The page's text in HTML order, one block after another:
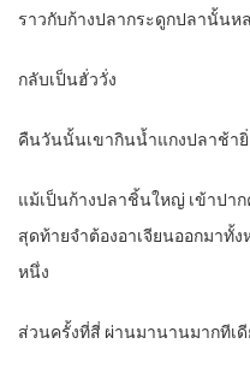
ราวกับก้างปลากระดูกปลานั้นห
กลับเป็นฮั่ววั่ง
คืนวันนั้นเขากินน้ำแกงปลาช้ายิ่
แม้เป็นก้างปลาชิ้นใหญ่ เข้าปา
สุดท้ายจำต้องอาเจียนออกมาทั้
หนึ่ง
ส่วนครั้งที่สี่ ผ่านมานานมากทีเดี